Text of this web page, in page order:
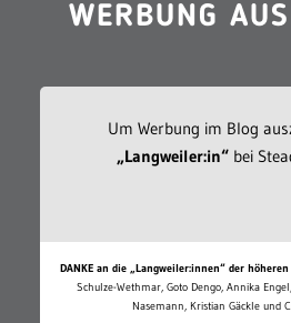
WERBUNG
Um Werbung im Blog
„Langweiler:in“bei
DANKE an die „Langweiler:innen“ der
Schulze-Wethmar, Goto Dengo, Annika
Nasemann, Kristian Gäckle und